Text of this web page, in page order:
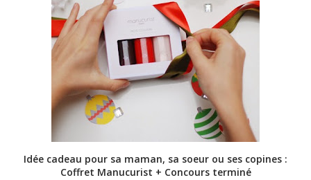
Idée cadeau pour sa maman, sa soeur ou ses copines :
Coffret Manucurist + Concours terminé